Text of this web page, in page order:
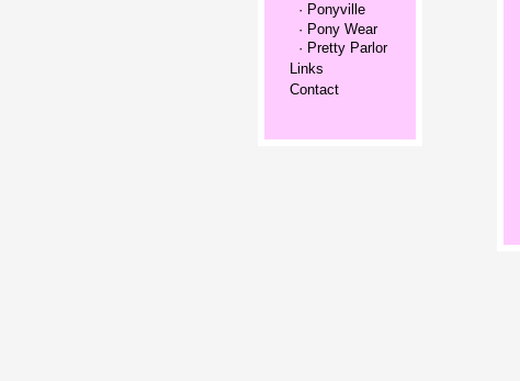
· Ponyville
· Pony Wear
· Pretty Parlor
Links
Contact